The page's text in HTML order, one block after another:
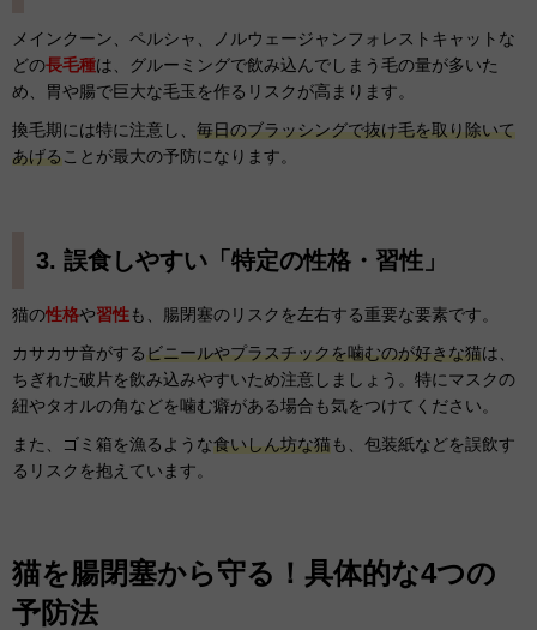
メインクーン、ペルシャ、ノルウェージャンフォレストキャットな
どの長毛種は、グルーミングで飲み込んでしまう毛の量が多いた
め、胃や腸で巨大な毛玉を作るリスクが高まります。
換毛期には特に注意し、 毎日のブラッシングで抜け毛を取り除いて
あげることが最大の予防になります。
3. 誤食しやすい「特定の性格・習性」
猫の性格や習性も、腸閉塞のリスクを左右する重要な要素です。
カサカサ音がするビニールやプラスチックを噛むのが好きな猫は、
ちぎれた破片を飲み込みやすいため注意しましょう。特にマスクの
紐やタオルの角などを噛む癖がある場合も気をつけてください。
また、ゴミ箱を漁るような食いしん坊な猫も、包装紙などを誤飲す
るリスクを抱えています。
猫を腸閉塞から守る！具体的な4つの
予防法